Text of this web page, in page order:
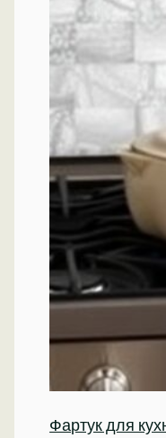
Фартук для